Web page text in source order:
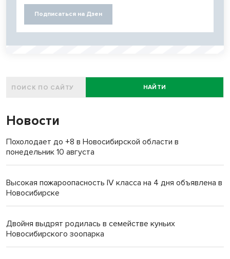
Подписаться на Дзен
НАЙТИ
Новости
Похолодает до +8 в Новосибирской области в
понедельник 10 августа
Высокая пожароопасность IV класса на 4 дня объявлена в
Новосибирске
Двойня выдрят родилась в семействе куньих
Новосибирского зоопарка